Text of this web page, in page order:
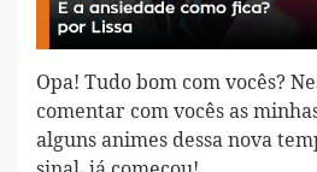
Opa! Tudo bom com vocês?
comentar com vocês as
alguns animes dessa nova